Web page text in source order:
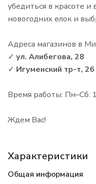
убедиться в красоте и
новогодних елок и
Адреса магазинов в
✓ ул. Алибегова, 28
✓ Игуменский тр-т, 26
Время работы: Пн–Сб:
Ждем Вас!
Характеристики
Общая информация